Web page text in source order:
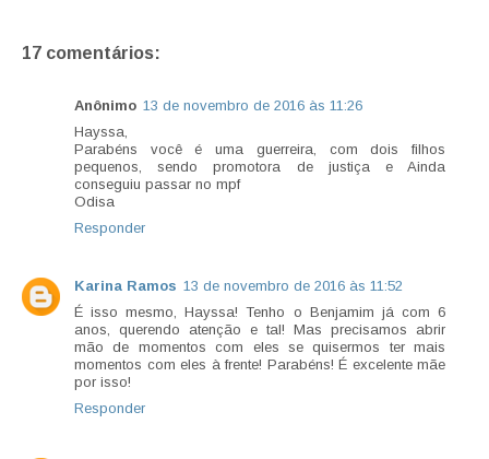
17 comentários:
Anônimo 13 de novembro de 2016 às 11:26
Hayssa,
Parabéns você é uma guerreira, com dois filhos
pequenos, sendo promotora de justiça e Ainda
conseguiu passar no mpf
Odisa
Responder
Karina Ramos 13 de novembro de 2016 às 11:52
É isso mesmo, Hayssa! Tenho o Benjamim já com 6
anos, querendo atenção e tal! Mas precisamos abrir
mão de momentos com eles se quisermos ter mais
momentos com eles à frente! Parabéns! É excelente mãe
por isso!
Responder